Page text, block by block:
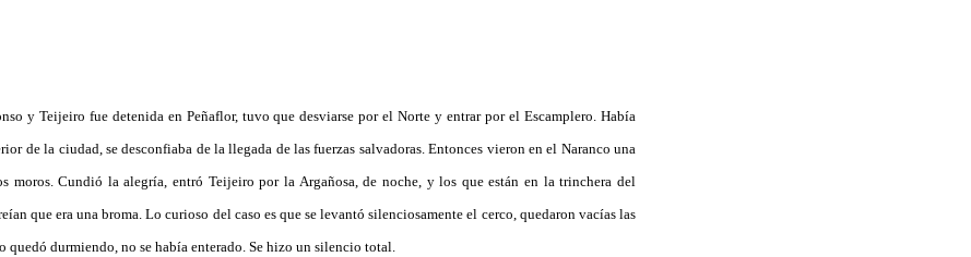
y Teijeiro fue detenida en Peñaflor, tuvo que desviarse por el Norte y entrar por el Escamplero. Había
de la ciudad, se desconfiaba de la llegada de las fuerzas salvadoras. Entonces vieron en el Naranco una
moros. Cundió la alegría, entró Teijeiro por la Argañosa, de noche, y los que están en la trinchera del
que era una broma. Lo curioso del caso es que se levantó silenciosamente el cerco, quedaron vacías las
durmiendo, no se había enterado. Se hizo un silencio total.